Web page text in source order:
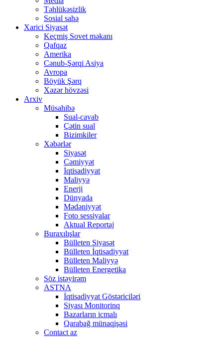
Təhlükəsizlik
Sosial sahə
Xarici Siyasət
Keçmiş Sovet məkanı
Qafqaz
Amerika
Cənub-Şərqi Asiya
Avropa
Böyük Şərq
Xəzər hövzəsi
Arxiv
Müsahibə
Sual-cavab
Çətin sual
Bizimkiler
Xəbərlər
Siyasət
Cəmiyyət
İqtisadiyyat
Maliyyə
Enerji
Dünyada
Mədəniyyət
Foto sessiyalar
Aktual Reportaj
Buraxılışlar
Bülleten Siyasət
Bülleten İqtisadiyyat
Bülleten Maliyyə
Bülleten Energetika
Söz istəyirəm
ASTNA
İqtisadiyyat Göstəriciləri
Siyası Monitorinq
Bazarların icmalı
Qarabağ münaqişəsi
Contact az